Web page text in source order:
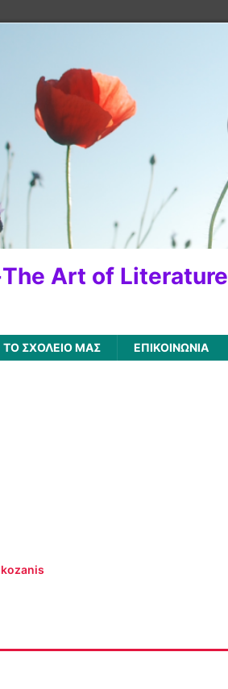
Art of Literature
ΤΟ ΣΧΟΛΕΙΟ ΜΑΣ ΕΠΙΚΟΙΝΩΝΙΑ